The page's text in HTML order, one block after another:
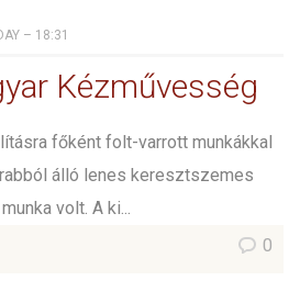
– 18:31
Kézművesség
főként folt-varrott munkákkal
álló lenes keresztszemes
volt. A ki...
0